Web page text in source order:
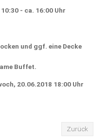
- ca. 16:00 Uhr
und ggf. eine Decke
Buffet.
20.06.2018 18:00 Uhr
Zurück